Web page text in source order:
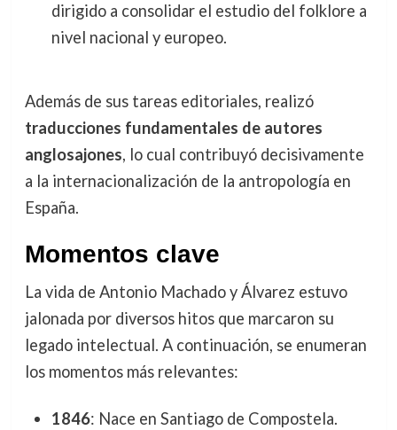
dirigido a consolidar el estudio del folklore a
nivel nacional y europeo.
Además de sus tareas editoriales, realizó
traducciones fundamentales de autores
anglosajones, lo cual contribuyó decisivamente
a la internacionalización de la antropología en
España.
Momentos clave
La vida de Antonio Machado y Álvarez estuvo
jalonada por diversos hitos que marcaron su
legado intelectual. A continuación, se enumeran
los momentos más relevantes:
1846: Nace en Santiago de Compostela.